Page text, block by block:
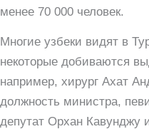
менее 70 000 человек.
Многие узбеки видят в
некоторые добиваются
например, хирург Ахат
должность министра,
депутат Орхан Кавунджу